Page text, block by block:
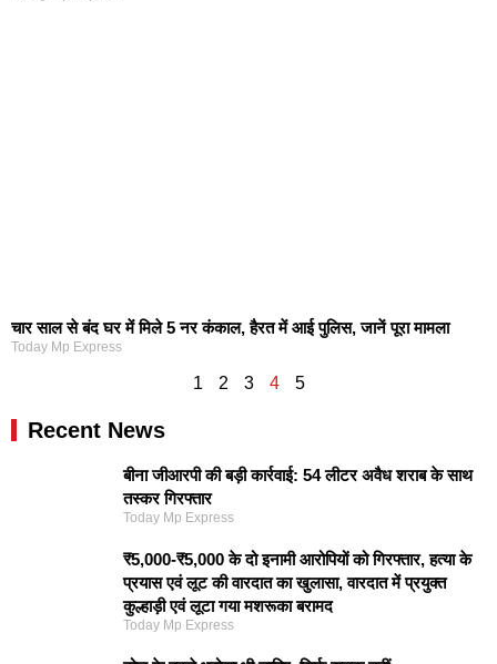
चार साल से बंद घर में मिले 5 नर कंकाल, हैरत में आई पुलिस, जानें पूरा मामला
Today Mp Express
1 2 3 4 5
Recent News
बीना जीआरपी की बड़ी कार्रवाई: 54 लीटर अवैध शराब के साथ
तस्कर गिरफ्तार
Today Mp Express
₹5,000-₹5,000 के दो इनामी आरोपियों को गिरफ्तार, हत्या के
प्रयास एवं लूट की वारदात का खुलासा, वारदात में प्रयुक्त
कुल्हाड़ी एवं लूटा गया मशरूका बरामद
Today Mp Express